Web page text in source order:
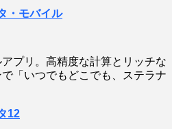
・モバイル
プリ。高精度な計算とリッチな
「いつでもどこでも、ステラナ
12